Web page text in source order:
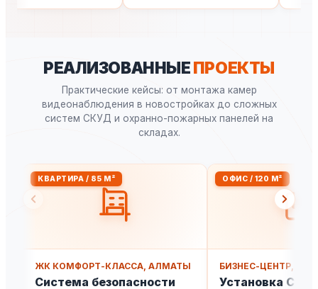
РЕАЛИЗОВАННЫЕПРОЕКТЫ
Практические кейсы: от монтажа камер
видеонаблюдения в новостройках до сложных
систем СКУД и охранно-пожарных панелей на
складах.
КВАРТИРА / 85 М²
ЖК КОМФОРТ-КЛАССА, АЛМАТЫ
Система безопасности
ОФИС / 120 М²
БИЗНЕС-ЦЕНТР,
Установка